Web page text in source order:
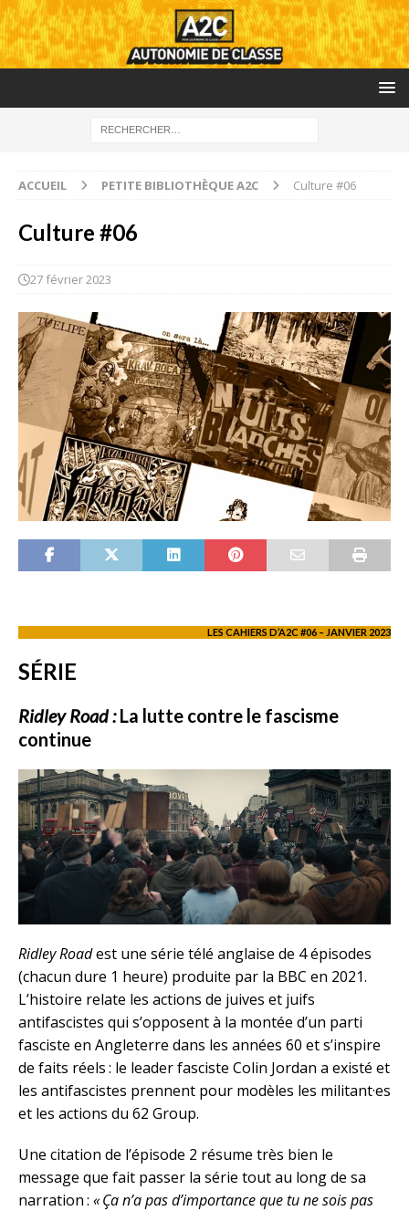
ACCUEIL PETITE BIBLIOTHÈQUE A2C Culture #06
Culture #06
27 février 2023
LES CAHIERS D’A2C #06 – JANVIER 2023
SÉRIE
Ridley Road :La lutte contre le fascisme
continue
Ridley Roadest une série télé anglaise de 4 épisodes
(chacun dure 1 heure) produite par la BBC en 2021.
L’histoire relate les actions de juives et juifs
antifascistes qui s’opposent à la montée d’un parti
fasciste en Angleterre dans les années 60 et s’inspire
de faits réels : le leader fasciste Colin Jordan a existé et
les antifascistes prennent pour modèles les militant·es
et les actions du 62 Group.
Une citation de l’épisode 2 résume très bien le
message que fait passer la série tout au long de sa
narration : « Ça n’a pas d’importance que tu ne sois pas